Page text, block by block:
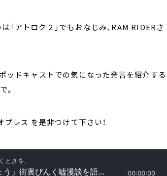
「アトロク２」でもおなじみ、RAM RIDERさ
ッドキャストでの気になった発言を紹介する
。
レス を是非つけて下さい！